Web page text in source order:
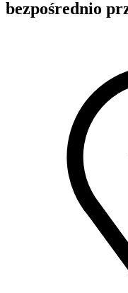
bezpośrednio